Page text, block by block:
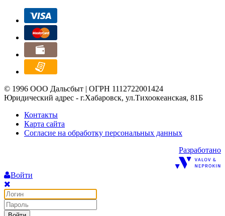
© 1996 ООО Дальсбыт | ОГРН 1112722001424
Юридический адрес - г.Хабаровск, ул.Тихоокеанская, 81Б
Контакты
Карта сайта
Согласие на обработку персональных данных
Разработано
Войти